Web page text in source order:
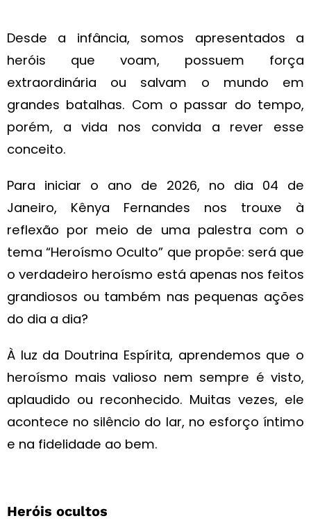
Desde a infância, somos apresentados a
heróis que voam, possuem força
extraordinária ou salvam o mundo em
grandes batalhas. Com o passar do tempo,
porém, a vida nos convida a rever esse
conceito.
Para iniciar o ano de 2026, no dia 04 de
Janeiro, Kênya Fernandes nos trouxe à
reflexão por meio de uma palestra com o
tema “Heroísmo Oculto” que propõe: será que
o verdadeiro heroísmo está apenas nos feitos
grandiosos ou também nas pequenas ações
do dia a dia?
À luz da Doutrina Espírita, aprendemos que o
heroísmo mais valioso nem sempre é visto,
aplaudido ou reconhecido. Muitas vezes, ele
acontece no silêncio do lar, no esforço íntimo
e na fidelidade ao bem.
Heróis ocultos